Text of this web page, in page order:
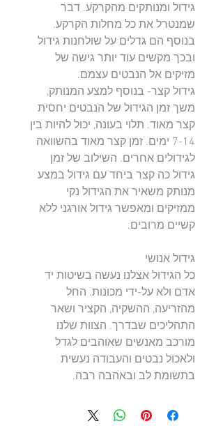
גידול ומנותקים מהקרקע. דבר
שמנטרל את כל מחלות הקרקע.
בנוסף הם גדלים על שולחנות גידול
ובכך מקשים עוד יותר גישה של
מזיקים אל הנבטים עצמם.
גידול קצר- בנוסף למצע המנותק,
משך זמן הגידול של הנבטים יחסית
קצר מאוד. תלוי בעונה, יכול להיות בין
7-14 ימים. זמן קצר מאוד בהשוואה
לגידולים אחרים. השילוב של זמן
גידול כה קצר ביחד עם גידול במצע
מנותק משאיר את הגידול נקי
ממזיקים ומאפשר גידול אורגני ללא
קשיים מרובים.
גידול אנושי
כל הגידול אצלנו נעשה בשיטות יד
אדם ולא על-ידי מכונות. החל
מהזריעה, ההשקיה, הקציר ושאר
התהליכים שבדרך. הצוות שלנו
מורכב מאנשים שאוהבים לגדל
ולאכול נבטים והעבודה נעשית
בתשומת לב ובאהבה רבה.